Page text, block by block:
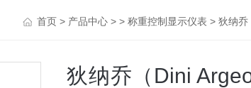
首页 > 产品中心 > > 称重控制显示仪表 > 狄纳乔
狄纳乔（Dini